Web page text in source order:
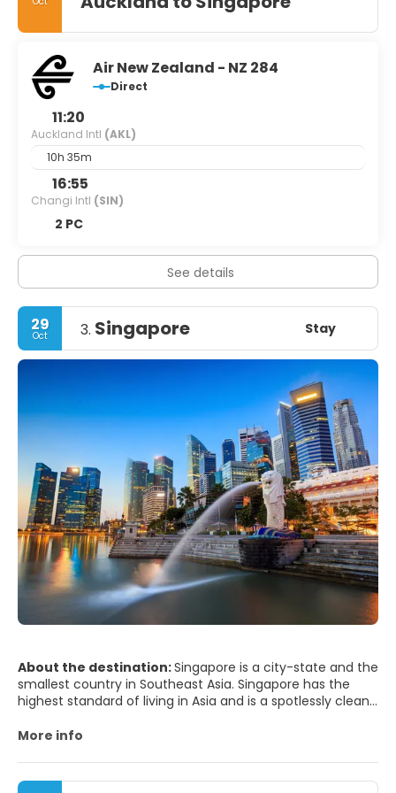
Air New Zealand - NZ 284
Direct
11:20
Auckland Intl (AKL)
10h 35m
16:55
Changi Intl (SIN)
2 PC
See details
29
Oct 3. Singapore Stay
About the destination:Singapore is a city-state and the
smallest country in Southeast Asia. Singapore has the
highest standard of living in Asia and is a spotlessly clean,
interesting mix of old and new cultures, combining the
blend of ancient cultures in some of its districts.
Singapore is one of the greenest cities so much so that
More info